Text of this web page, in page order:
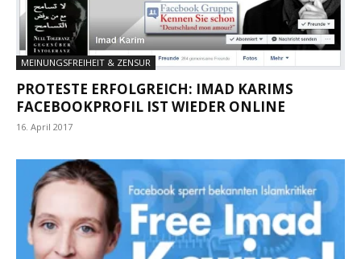
MEINUNGSFREIHEIT & ZENSUR
PROTESTE ERFOLGREICH: IMAD KARIMS
FACEBOOKPROFIL IST WIEDER ONLINE
16. April 2017